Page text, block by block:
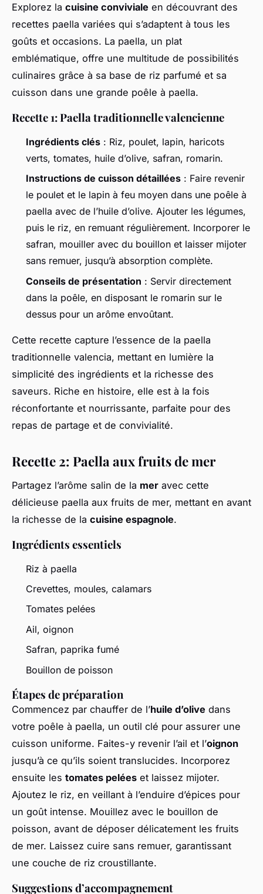
Explorez la cuisine conviviale en découvrant des
recettes paella variées qui s’adaptent à tous les
goûts et occasions. La paella, un plat
emblématique, offre une multitude de possibilités
culinaires grâce à sa base de riz parfumé et sa
cuisson dans une grande poêle à paella.
Recette 1: Paella traditionnelle valencienne
Ingrédients clés : Riz, poulet, lapin, haricots
verts, tomates, huile d’olive, safran, romarin.
Instructions de cuisson détaillées : Faire revenir
le poulet et le lapin à feu moyen dans une poêle à
paella avec de l’huile d’olive. Ajouter les légumes,
puis le riz, en remuant régulièrement. Incorporer le
safran, mouiller avec du bouillon et laisser mijoter
sans remuer, jusqu’à absorption complète.
Conseils de présentation : Servir directement
dans la poêle, en disposant le romarin sur le
dessus pour un arôme envoûtant.
Cette recette capture l’essence de la paella
traditionnelle valencia, mettant en lumière la
simplicité des ingrédients et la richesse des
saveurs. Riche en histoire, elle est à la fois
réconfortante et nourrissante, parfaite pour des
repas de partage et de convivialité.
Recette 2: Paella aux fruits de mer
Partagez l’arôme salin de la mer avec cette
délicieuse paella aux fruits de mer, mettant en avant
la richesse de la cuisine espagnole.
Ingrédients essentiels
Riz à paella
Crevettes, moules, calamars
Tomates pelées
Ail, oignon
Safran, paprika fumé
Bouillon de poisson
Étapes de préparation
Commencez par chauffer de l’huile d’olive dans
votre poêle à paella, un outil clé pour assurer une
cuisson uniforme. Faites-y revenir l’ail et l’oignon
jusqu’à ce qu’ils soient translucides. Incorporez
ensuite les tomates pelées et laissez mijoter.
Ajoutez le riz, en veillant à l’enduire d’épices pour
un goût intense. Mouillez avec le bouillon de
poisson, avant de déposer délicatement les fruits
de mer. Laissez cuire sans remuer, garantissant
une couche de riz croustillante.
Suggestions d’accompagnement